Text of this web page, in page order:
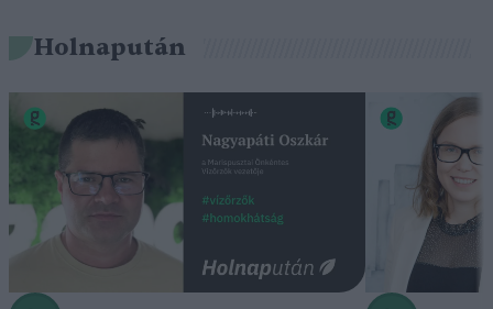
Holnapután